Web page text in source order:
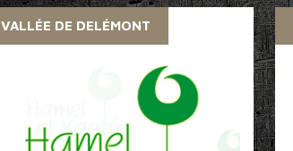
VALLÉE DE DELÉMONT